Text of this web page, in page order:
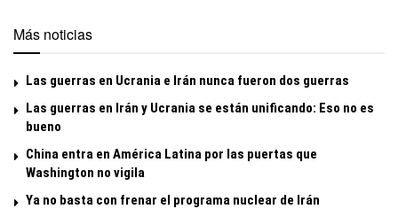
Más noticias
Las guerras en Ucrania e Irán nunca fueron dos guerras
Las guerras en Irán y Ucrania se están unificando: Eso no es
bueno
China entra en América Latina por las puertas que
Washington no vigila
Ya no basta con frenar el programa nuclear de Irán